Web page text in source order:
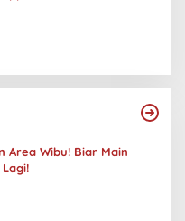
Area Wibu! Biar Main